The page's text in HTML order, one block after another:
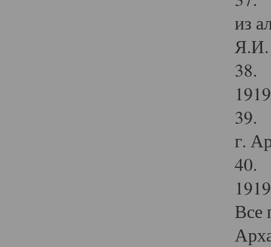
из
Я.И.
38.
39.
г.
40.
Все